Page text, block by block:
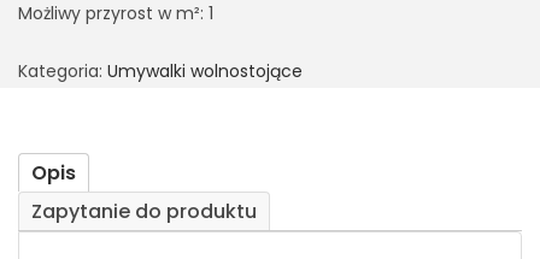
Możliwy przyrost w m²: 1
Kategoria: Umywalki wolnostojące
Opis
Zapytanie do produktu